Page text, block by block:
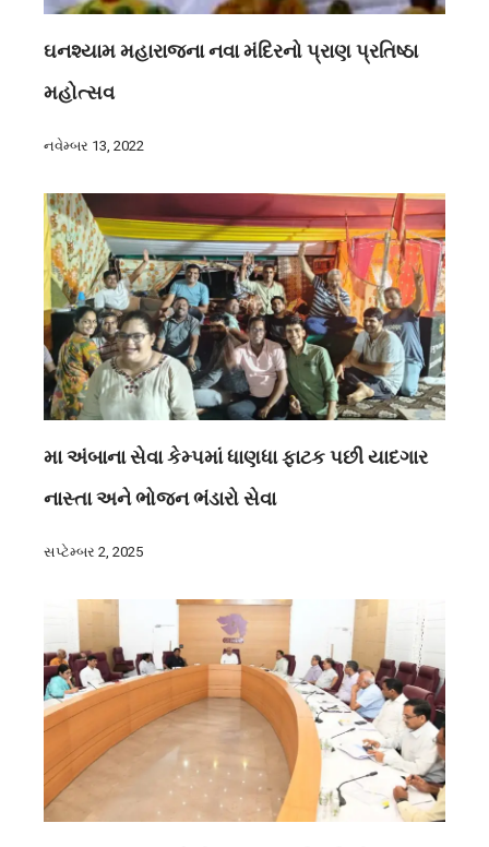
ઘનશ્યામ મહારાજના નવા મંદિરનો પ્રાણ પ્રતિષ્ઠા
મહોત્સવ
નવેમ્બર 13, 2022
મા અંબાના સેવા કેમ્પમાં ધાણધા ફાટક પછી યાદગાર
નાસ્તા અને ભોજન ભંડારો સેવા
સપ્ટેમ્બર 2, 2025